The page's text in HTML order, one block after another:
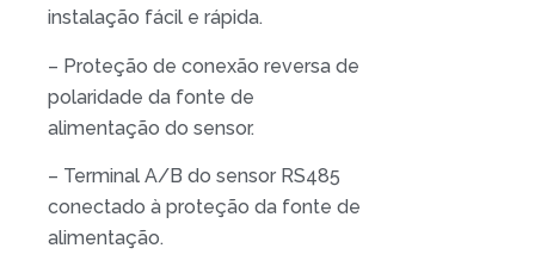
instalação fácil e rápida.
– Proteção de conexão reversa de
polaridade da fonte de
alimentação do sensor.
– Terminal A/B do sensor RS485
conectado à proteção da fonte de
alimentação.